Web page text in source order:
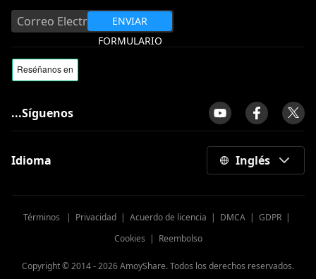
ENVIAR
FORMULARIO
...Síguenos
Idioma Inglés
Términos | Privacidad | Acuerdo de licencia | DMCA | GDPR |
Cookies | Reembolso
Copyright © 2014 -2026AmoyShare. Todos los derechos reservados.